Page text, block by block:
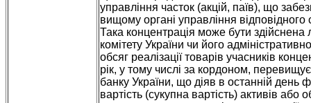
управління часток (акцій, паїв), що
вищому органі управління
Така концентрація може бути
комітету України чи його
обсяг реалізації товарів учасників
рік, у тому числі за кордоном,
банку України, що діяв в останній день
вартість (сукупна вартість) активів або